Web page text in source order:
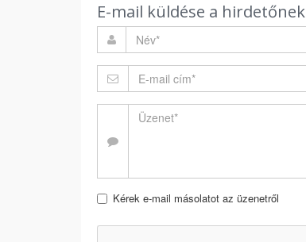
E-mail küldése a hirdetőnek
Kérek e-mail másolatot az üzenetről